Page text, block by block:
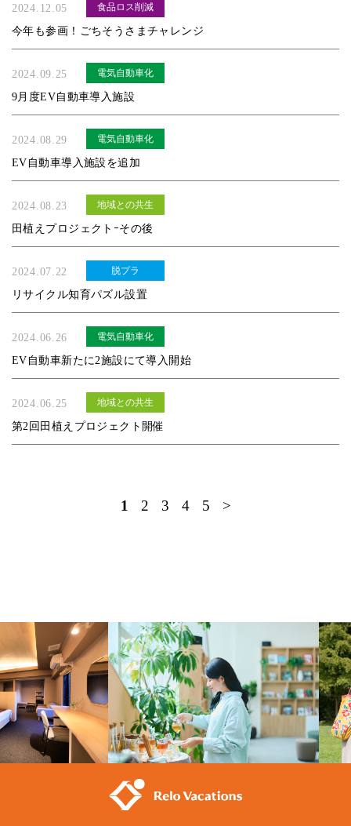
2024.12.05 食品ロス削減
今年も参画！ごちそうさまチャレンジ
2024.09.25 電気自動車化
9月度EV自動車導入施設
2024.08.29 電気自動車化
EV自動車導入施設を追加
2024.08.23 地域との共生
田植えプロジェクトｰその後
2024.07.22 脱プラ
リサイクル知育パズル設置
2024.06.26 電気自動車化
EV自動車新たに2施設にて導入開始
2024.06.25 地域との共生
第2回田植えプロジェクト開催
1 2 3 4 5 >